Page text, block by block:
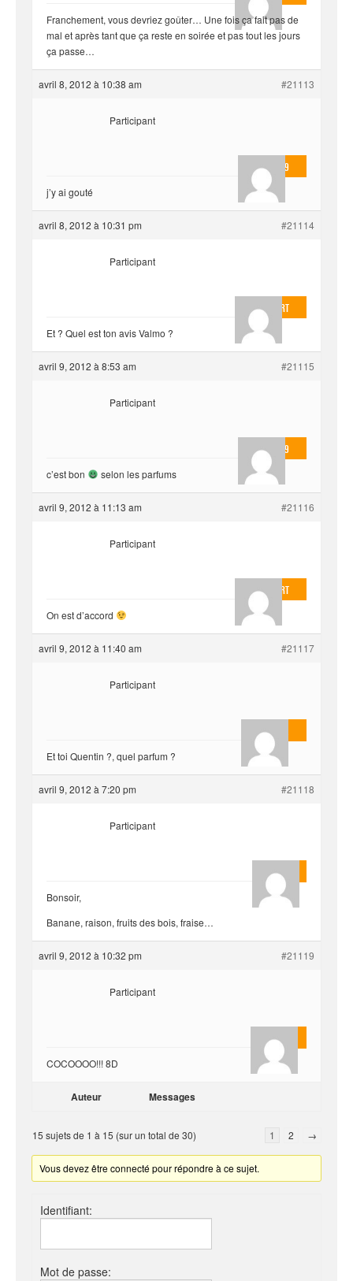
Franchement, vous devriez goûter… Une fois ça fait pas de
mal et après tant que ça reste en soirée et pas tout les jours
ça passe…
avril 8, 2012 à 10:38 am #21113
valmo2279
Participant
j’y ai gouté
avril 8, 2012 à 10:31 pm #21114
EvilOnHeart
Participant
Et ? Quel est ton avis Valmo ?
avril 9, 2012 à 8:53 am #21115
valmo2279
Participant
c’est bon selon les parfums
avril 9, 2012 à 11:13 am #21116
EvilOnHeart
Participant
On est d’accord
avril 9, 2012 à 11:40 am #21117
AnlonEvil.
Participant
Et toi Quentin ?, quel parfum ?
avril 9, 2012 à 7:20 pm #21118
Quentin
Participant
Bonsoir,
Banane, raison, fruits des bois, fraise…
avril 9, 2012 à 10:32 pm #21119
yvariro
Participant
COCOOOO!!! 8D
Auteur Messages
15 sujets de 1 à 15 (sur un total de 30) 1 2 →
Vous devez être connecté pour répondre à ce sujet.
Identifiant:
Mot de passe: